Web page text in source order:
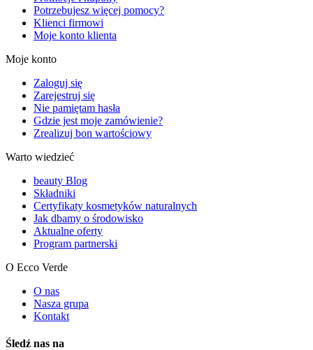
Potrzebujesz więcej pomocy?
Klienci firmowi
Moje konto klienta
Moje konto
Zaloguj się
Zarejestruj się
Nie pamiętam hasła
Gdzie jest moje zamówienie?
Zrealizuj bon wartościowy
Warto wiedzieć
beauty Blog
Składniki
Certyfikaty kosmetyków naturalnych
Jak dbamy o środowisko
Aktualne oferty
Program partnerski
O Ecco Verde
O nas
Nasza grupa
Kontakt
Śledź nas na